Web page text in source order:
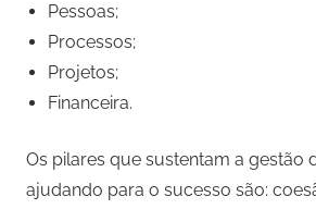
Pessoas;
Processos;
Projetos;
Financeira.
Os pilares que sustentam a gestão
ajudando para o sucesso são: